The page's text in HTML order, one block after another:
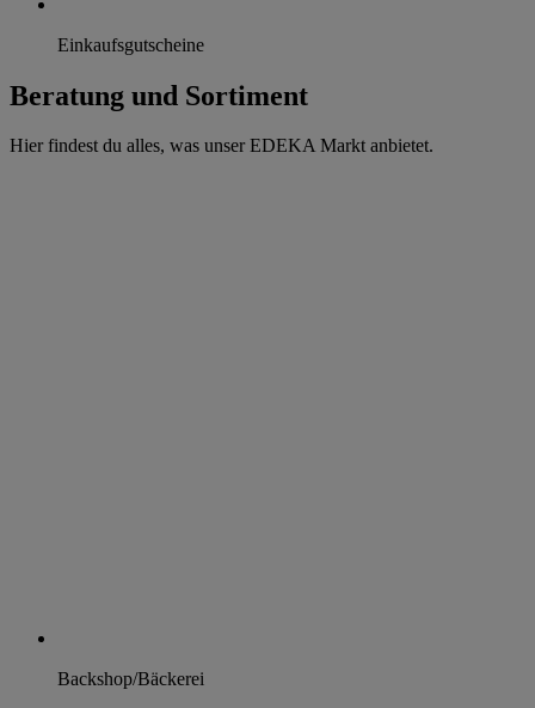
Einkaufsgutscheine
Beratung und Sortiment
Hier findest du alles, was unser EDEKA Markt anbietet.
Backshop/Bäckerei